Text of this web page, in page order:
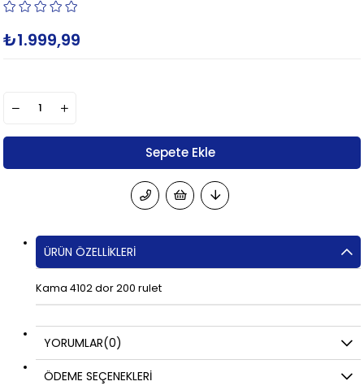
₺1.999,99
ÜRÜN ÖZELLIKLERI
Kama 4102 dor 200 rulet
YORUMLAR(0)
ÖDEME SEÇENEKLERI